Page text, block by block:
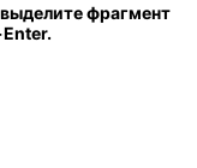
фрагмент